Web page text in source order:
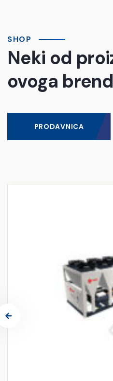
SHOP
Neki od
ovoga
PRODAVNICA